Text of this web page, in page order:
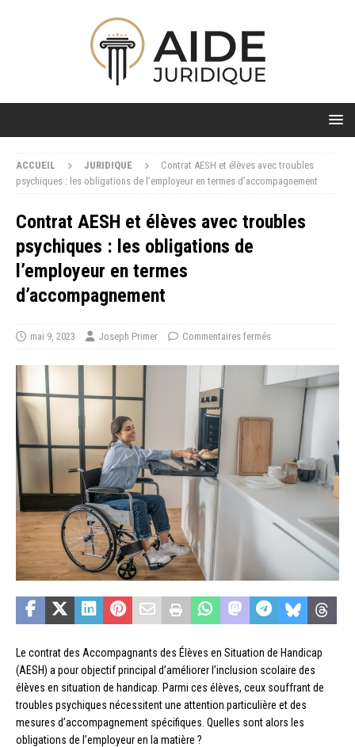
ACCUEIL JURIDIQUE
Contrat AESH et élèves avec troubles
psychiques : les obligations de l’employeur en termes d’accompagnement
Contrat AESH et élèves avec troubles
psychiques : les obligations de
l’employeur en termes
d’accompagnement
mai 9, 2023 Joseph Primer Commentaires fermés
Le contrat des Accompagnants des Élèves en Situation de Handicap
(AESH) a pour objectif principal d’améliorer l’inclusion scolaire des
élèves en situation de handicap. Parmi ces élèves, ceux souffrant de
troubles psychiques nécessitent une attention particulière et des
mesures d’accompagnement spécifiques. Quelles sont alors les
obligations de l’employeur en la matière ?